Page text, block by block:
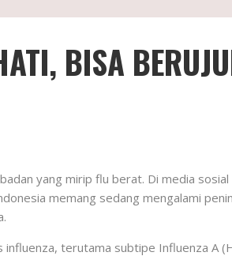
BISA
yang mirip flu berat. Di media sosial
memang sedang mengalami
influenza, terutama subtipe Influenza A